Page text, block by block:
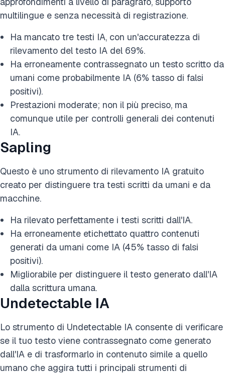
multilingue e senza necessità di registrazione.
Ha mancato tre testi IA, con un'accuratezza di
rilevamento del testo IA del 69%.
Ha erroneamente contrassegnato un testo scritto da
umani come probabilmente IA (6% tasso di falsi
positivi).
Prestazioni moderate; non il più preciso, ma
comunque utile per controlli generali dei contenuti
IA.
Sapling
Questo è uno strumento di rilevamento IA gratuito
creato per distinguere tra testi scritti da umani e da
macchine.
Ha rilevato perfettamente i testi scritti dall'IA.
Ha erroneamente etichettato quattro contenuti
generati da umani come IA (45% tasso di falsi
positivi).
Migliorabile per distinguere il testo generato dall'IA
dalla scrittura umana.
Undetectable IA
Lo strumento di Undetectable IA consente di verificare
se il tuo testo viene contrassegnato come generato
dall'IA e di trasformarlo in contenuto simile a quello
umano che aggira tutti i principali strumenti di